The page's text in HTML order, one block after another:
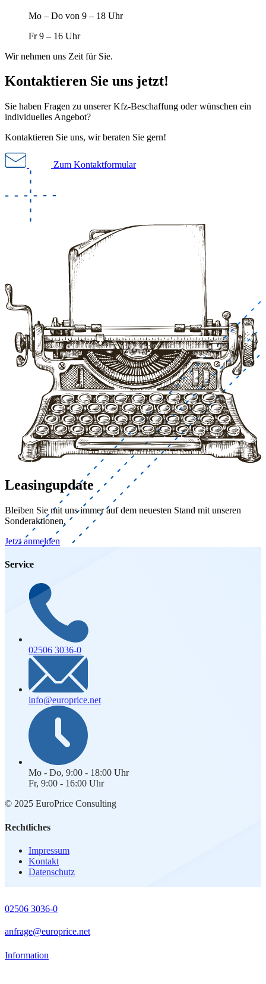
Mo – Do von 9 – 18 Uhr
Fr 9 – 16 Uhr
Wir nehmen uns Zeit für Sie.
Kontaktieren Sie uns jetzt!
Sie haben Fragen zu unserer Kfz-Beschaffung oder wünschen ein
individuelles Angebot?
Kontaktieren Sie uns, wir beraten Sie gern!
Zum Kontaktformular
Leasingupdate
Bleiben Sie mit uns immer auf dem neuesten Stand mit unseren
Sonderaktionen.
Jetzt anmelden
Service
02506 3036-0
info@europrice.net
Mo - Do, 9:00 - 18:00 Uhr
Fr, 9:00 - 16:00 Uhr
© 2025 EuroPrice Consulting
Rechtliches
Impressum
Kontakt
Datenschutz
02506 3036-0
anfrage@europrice.net
Information